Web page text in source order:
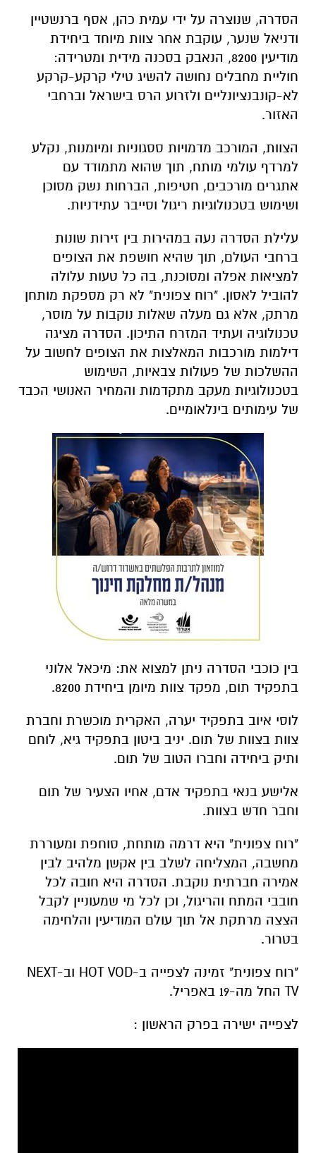
הסדרה, שנוצרה על ידי עמית כהן, אסף ברנשטיין
ודניאל שנער, עוקבת אחר צוות מיוחד ביחידת
מודיעין 8200, הנאבק בסכנה מידית ומטרידה:
חוליית מחבלים נחושה להשיג טילי קרקע-קרקע
לא-קונבנציונליים ולזרוע הרס בישראל וברחבי
האזור.
הצוות, המורכב מדמויות ססגוניות ומיומנות, נקלע
למרדף עולמי מותח, תוך שהוא מתמודד עם
אתגרים מורכבים, חטיפות, הברחות נשק מסוכן
ושימוש בטכנולוגיות ריגול וסייבר עתידניות.
עלילת הסדרה נעה במהירות בין זירות שונות
ברחבי העולם, תוך שהיא חושפת את הצופים
למציאות אפלה ומסוכנת, בה כל טעות עלולה
להוביל לאסון. "רוח צפונית" לא רק מספקת מותחן
מרתק, אלא גם מעלה שאלות נוקבות על מוסר,
טכנולוגיה ועתיד המזרח התיכון. הסדרה מציגה
דילמות מורכבות המאלצות את הצופים לחשוב על
ההשלכות של פעולות צבאיות, השימוש
בטכנולוגיות מעקב מתקדמות והמחיר האנושי הכבד
של עימותים בינלאומיים.
בין כוכבי הסדרה ניתן למצוא את: מיכאל אלוני
בתפקיד תום, מפקד צוות מיומן ביחידת 8200.
לוסי איוב בתפקיד יערה, האקרית מוכשרת וחברת
צוות בצוות של תום. יניב ביטון בתפקיד גיא, לוחם
ותיק ביחידה וחברו הטוב של תום.
אלישע בנאי בתפקיד אדם, אחיו הצעיר של תום
וחבר חדש בצוות.
"רוח צפונית" היא דרמה מותחת, סוחפת ומעוררת
מחשבה, המצליחה לשלב בין אקשן מלהיב לבין
אמירה חברתית נוקבת. הסדרה היא חובה לכל
חובבי המתח והריגול, וכן לכל מי שמעוניין לקבל
הצצה מרתקת אל תוך עולם המודיעין והלחימה
בטרור.
"רוח צפונית" זמינה לצפייה ב-HOT VOD וב-NEXT
TV החל מה-19 באפריל.
לצפייה ישירה בפרק הראשון :